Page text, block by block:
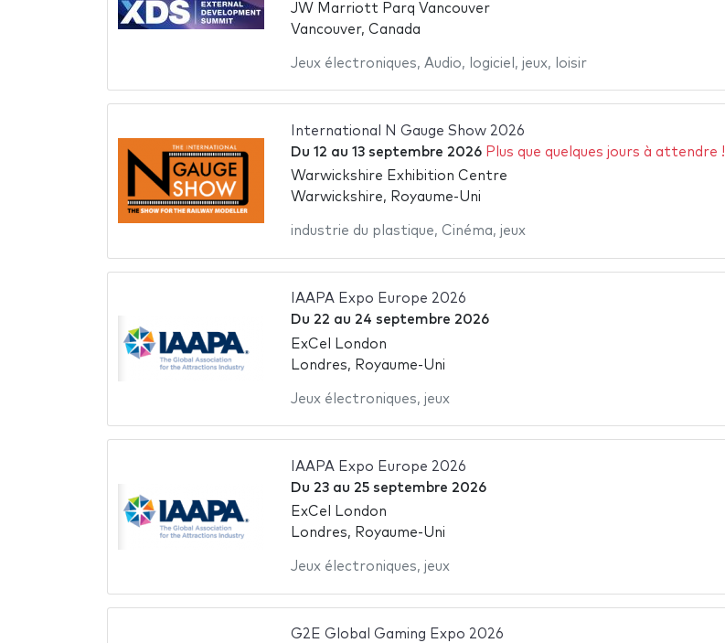
JW Marriott Parq Vancouver
Vancouver, Canada
Jeux électroniques, Audio, logiciel , jeux, loisir
International N Gauge Show 2026
Du 12 au 13 septembre 2026 Plus que quelques jours à attendre !
Warwickshire Exhibition Centre
Warwickshire, Royaume-Uni
industrie du plastique, Cinéma, jeux
IAAPA Expo Europe 2026
Du 22 au 24 septembre 2026
ExCel London
Londres, Royaume-Uni
Jeux électroniques, jeux
IAAPA Expo Europe 2026
Du 23au 25 septembre 2026
ExCel London
Londres, Royaume-Uni
Jeux électroniques, jeux
G2E Global Gaming Expo 2026